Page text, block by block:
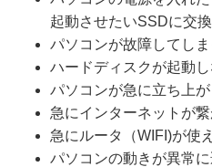
起動させたいSSDに交換
パソコンが故障してしま
ハードディスクが起動し
パソコンが急に立ち上が
急にインターネットが繋
急にルータ（WIFI)が使
パソコンの動きが異常に